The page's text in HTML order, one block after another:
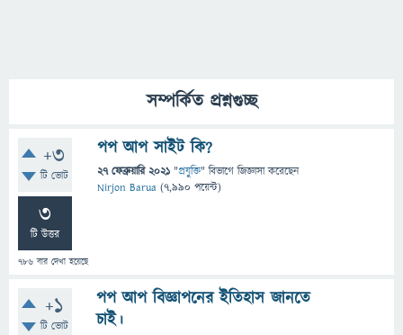
সম্পর্কিত প্রশ্নগুচ্ছ
+3
টি ভোট
3
টি উত্তর
786 বার দেখা হয়েছে
পপ আপ সাইট কি?
27 ফেব্রুয়ারি 2021 "প্রযুক্তি" বিভাগে জিজ্ঞাসাকরেছেন
Nirjon Barua (7,990 পয়েন্ট)
+1
টি ভোট
পপ আপ বিজ্ঞাপনের ইতিহাস জানতে
চাই।